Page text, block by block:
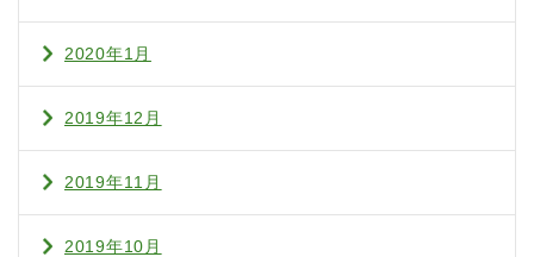
2020年1月
2019年12月
2019年11月
2019年10月